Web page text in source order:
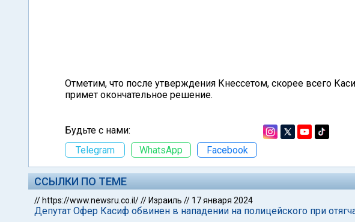
Отметим, что после утверждения Кнессетом, скорее всего
примет окончательное решение.
Будьте с нами:
Telegram
WhatsApp Facebook
ССЫЛКИ ПО ТЕМЕ
// https://www.newsru.co.il/// Израиль // 17 января 2024
Депутат Офер Касиф обвинен в нападении на полицейского при